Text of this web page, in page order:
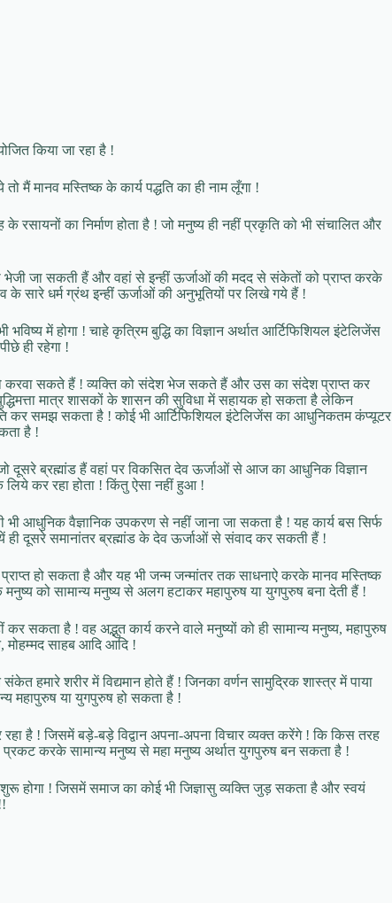
किया जा रहा है !
मानव मस्तिष्क के कार्य पद्धति का ही नाम लूँगा !
का निर्माण होता है ! जो मनुष्य ही नहीं प्रकृति को भी संचालित और
जा सकती हैं और वहां से इन्हीं ऊर्जाओं की मदद से संकेतों को प्राप्त करके
के सारे धर्म ग्रंथ इन्हीं ऊर्जाओं की अनुभूतियों पर लिखे गये हैं !
में होगा ! चाहे कृत्रिम बुद्धि का विज्ञान अर्थात आर्टिफिशियल इंटेलिजेंस
ही रहेगा !
करवा सकते हैं ! व्यक्ति को संदेश भेज सकते हैं और उस का संदेश प्राप्त कर
मात्र शासकों के शासन की सुविधा में सहायक हो सकता है लेकिन
कर समझ सकता है ! कोई भी आर्टिफिशियल इंटेलिजेंस का आधुनिकतम कंप्यूटर
है !
दूसरे ब्रह्मांड हैं वहां पर विकसित देव ऊर्जाओं से आज का आधुनिक विज्ञान
कर रहा होता ! किंतु ऐसा नहीं हुआ !
भी आधुनिक वैज्ञानिक उपकरण से नहीं जाना जा सकता है ! यह कार्य बस सिर्फ
दूसरे समानांतर ब्रह्मांड के देव ऊर्जाओं से संवाद कर सकती हैं !
प्राप्त हो सकता है और यह भी जन्म जन्मांतर तक साधनाऐ करके मानव मस्तिष्क
को सामान्य मनुष्य से अलग हटाकर महापुरुष या युगपुरुष बना देती हैं !
सकता है ! वह अद्भुत कार्य करने वाले मनुष्यों को ही सामान्य मनुष्य, महापुरुष
मोहम्मद साहब आदि आदि !
हमारे शरीर में विद्यमान होते हैं ! जिनका वर्णन सामुद्रिक शास्त्र में पाया
महापुरुष या युगपुरुष हो सकता है !
है ! जिसमें बड़े-बड़े विद्वान अपना-अपना विचार व्यक्त करेंगे ! कि किस तरह
करके सामान्य मनुष्य से महा मनुष्य अर्थात युगपुरुष बन सकता है !
! जिसमें समाज का कोई भी जिज्ञासु व्यक्ति जुड़ सकता है और स्वयं